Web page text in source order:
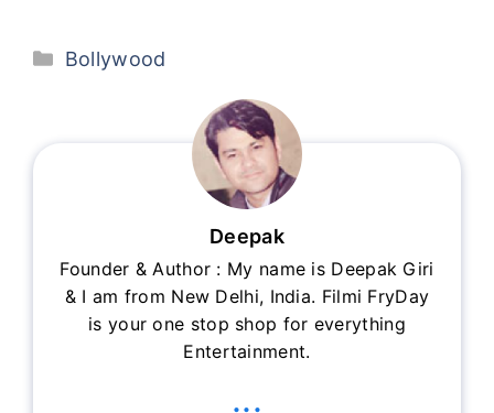
Categories
Bollywood
Deepak
Founder & Author : My name is Deepak Giri
& I am from New Delhi, India. Filmi FryDay
is your one stop shop for everything
Entertainment.
...